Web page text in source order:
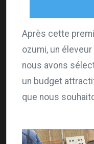
Après cette
ozumi, un
nous avons
un budget
que nous